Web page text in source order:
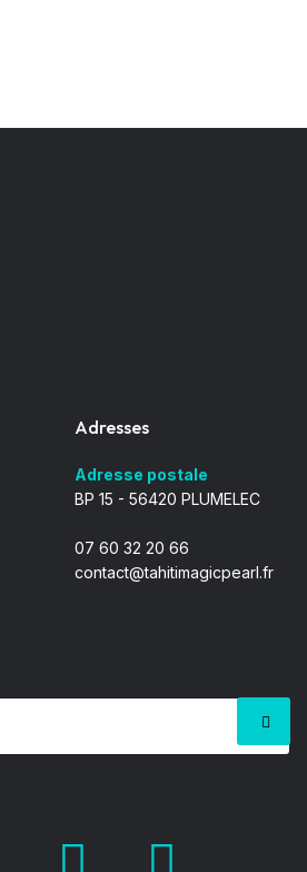
Adresses
Adresse postale
BP 15 - 56420 PLUMELEC
07 60 32 20 66
contact@tahitimagicpearl.fr